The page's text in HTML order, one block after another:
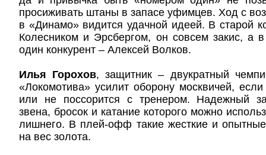
просиживать штаны в запасе уфимцев. Ход с
в «Динамо» видится удачной идеей. В старой
Колесником и Эрсбергом, он совсем закис, а
один конкурент – Алексей Волков.
Илья Горохов, защитник – двукратный
«Локомотива» усилит оборону москвичей,
или не поссорится с тренером. Надежный
звена, бросок и катание которого можно
лишнего. В плей-офф такие жесткие и опытные
на вес золота.